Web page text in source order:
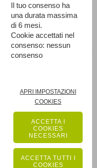
SUCCESSIVO >>
Il tuo consenso ha
una durata massima
di 6 mesi.
Cookie accettati nel
consenso: nessun
consenso
APRI IMPOSTAZIONI
COOKIES
ACCETTA I
COOKIES
NECESSARI
ACCETTA TUTTI I
COOKIES